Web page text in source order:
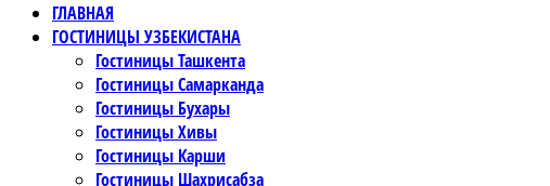
ГЛАВНАЯ
ГОСТИНИЦЫ УЗБЕКИСТАНА
Гостиницы Ташкента
Гостиницы Самарканда
Гостиницы Бухары
Гостиницы Хивы
Гостиницы Карши
Гостиницы Шахрисабза